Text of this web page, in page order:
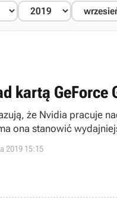
kartą GeForce
że Nvidia pracuje
ona stanowić
2019 15:15